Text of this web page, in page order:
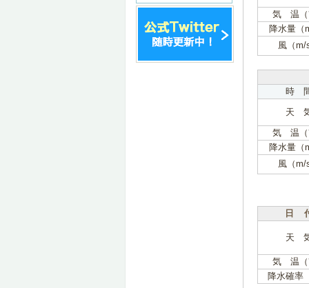
気 温
降水量（
風（m/
時
天
気 温
降水量（
風（m/
日
天
気 温
降水確率